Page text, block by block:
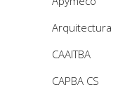
Arquitectura
CAAITBA
CAPBA CS